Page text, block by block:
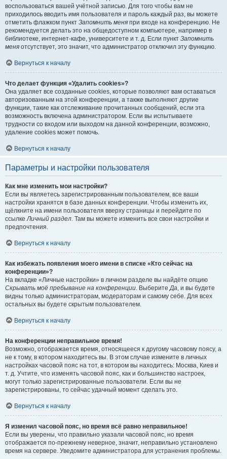
воспользоваться вашей учётной записью. Для того чтобы вам не
приходилось вводить имя пользователя и пароль каждый раз, вы можете
отметить флажком пункт Запомнить меня при входе на конференцию. Не
рекомендуется делать это на общедоступном компьютере, например в
библиотеке, интернет-кафе, университете и т. д. Если пункт Запомнить
меня отсутствует, это значит, что администратор отключил эту функцию.
Вернуться к началу
Что делает функция «Удалить cookies»?
Она удаляет все созданные cookies, которые позволяют вам оставаться
авторизованным на этой конференции, а также выполняют другие
функции, такие как отслеживание прочитанных сообщений, если эта
возможность включена администратором. Если вы испытываете
трудности со входом или выходом на данной конференции, возможно,
удаление cookies может помочь.
Вернуться к началу
Параметры и настройки пользователя
Как мне изменить мои настройки?
Если вы являетесь зарегистрированным пользователем, все ваши
настройки хранятся в базе данных конференции. Чтобы изменить их,
щёлкните на имени пользователя вверху страницы и перейдите по
ссылкеЛичный раздел. Там вы можете изменить все свои настройки и
предпочтения.
Вернуться к началу
Как избежать появления моего имени в списке «Кто сейчас на
конференции»?
На вкладке «Личные настройки» в личном разделе вы найдёте опцию
Скрывать моё пребывание на конференции. ВыберитеДа, и вы будете
видны только администраторам, модераторам и самому себе. Для всех
остальных вы будете скрытым пользователем.
Вернуться к началу
На конференции неправильное время!
Возможно, отображается время, относящееся к другому часовому поясу, а
не к тому, в котором находитесь вы. В этом случае измените в личных
настройках часовой пояс на тот, в котором вы находитесь: Москва, Киев и
т. д. Учтите, что изменять часовой пояс, как и большинство настроек,
могут только зарегистрированные пользователи. Если вы не
зарегистрированы, то сейчас удачный момент сделать это.
Вернуться к началу
Я изменил часовой пояс, но время всё равно неправильное!
Если вы уверены, что правильно указали часовой пояс, но время
отображается по-прежнему неверное, значит, неправильно установлено
время на сервере. Уведомите администратора для устранения проблемы.